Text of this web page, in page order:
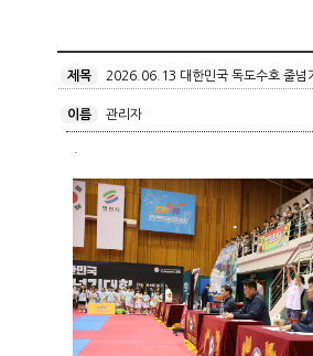
제목 2026.06.13 대한민국 독도수호 줄넘
이름 관리자